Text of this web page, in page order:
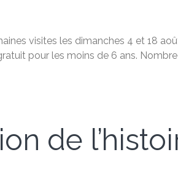
visites les dimanches 4 et 18
pour les moins de 6 ans.
de